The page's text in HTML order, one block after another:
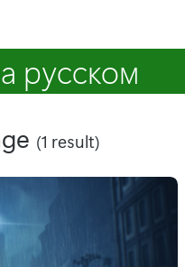
русском
(1 result)